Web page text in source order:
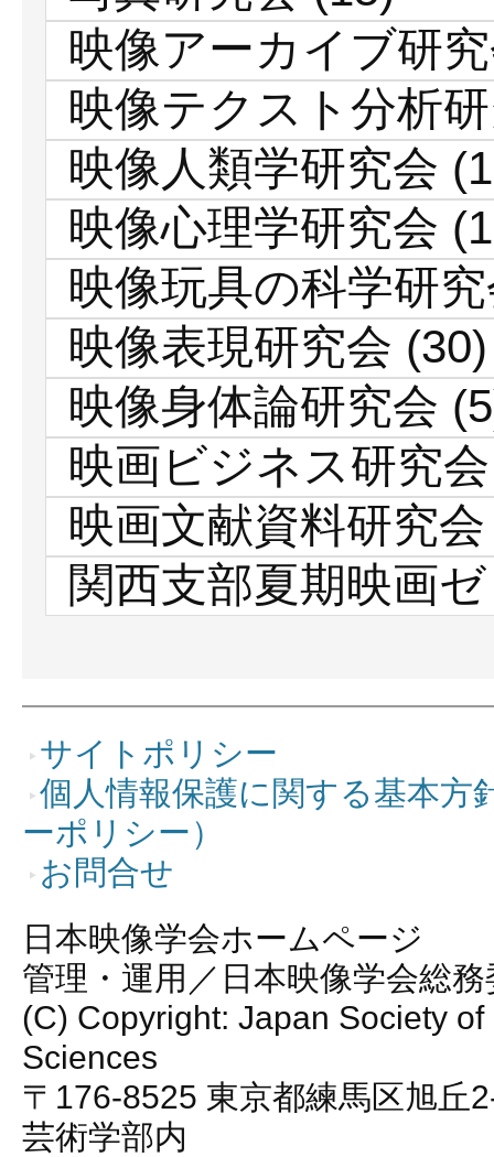
映像アーカイブ研
映像テクスト分析
映像人類学研究会
映像心理学研究会
映像玩具の科学研
映像表現研究会 (30)
映像身体論研究会
映画ビジネス研究会
映画文献資料研究会
関西支部夏期映画
サイトポリシー
個人情報保護に関する基本方
ーポリシー）
お問合せ
日本映像学会ホームページ
管理・運用／日本映像学会総
(C) Copyright: Japan Society of
Sciences
〒176-8525 東京都練馬区旭丘
芸術学部内